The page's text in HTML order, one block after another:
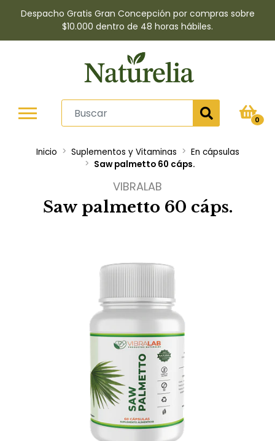
Despacho Gratis Gran Concepción por compras sobre
$10.000 dentro de 48 horas hábiles.
0
Inicio Suplementos y Vitaminas
En cápsulas
Saw palmetto 60 cáps.
VIBRALAB
Saw palmetto 60 cáps.